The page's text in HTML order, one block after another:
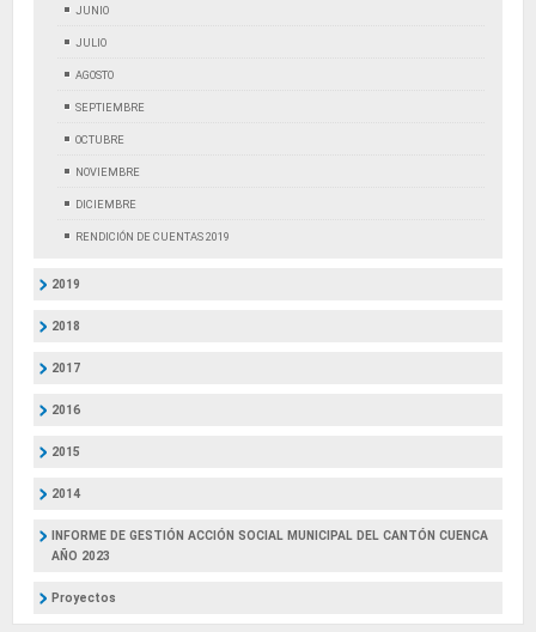
JUNIO
JULIO
AGOSTO
SEPTIEMBRE
OCTUBRE
NOVIEMBRE
DICIEMBRE
RENDICIÓN DE CUENTAS 2019
2019
2018
2017
2016
2015
2014
INFORME DE GESTIÓN ACCIÓN SOCIAL MUNICIPAL DEL CANTÓN CUENCA
AÑO 2023
Proyectos